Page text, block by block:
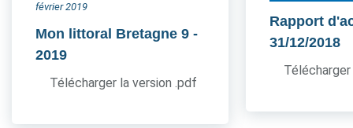
février 2019
Mon littoral Bretagne 9 -
2019
Télécharger la version .pdf
Rapport
31/12/2018